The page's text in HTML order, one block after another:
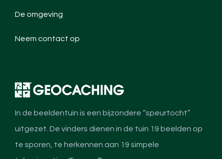
De omgeving
Neem contact op
In de beeldentuin is een bijzondere “speurtocht”
uitgezet. De vinders dienen in de tuin 19 beelden op
te sporen, te herkennen aan 19 simpele